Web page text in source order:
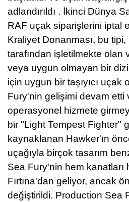
adlandırıldı . İkinci Dünya
RAF uçak siparişlerini iptal
Kraliyet Donanması, bu
tarafından işletilmekte olan
veya uygun olmayan bir
için uygun bir taşıyıcı uçak
Fury'nin gelişimi devam etti
operasyonel hizmete
bir "Light Tempest Fighter"
kaynaklanan Hawker'ın
uçağıyla birçok tasarım
Sea Fury'nin hem kanatları
Fırtına'dan geliyor, ancak
değiştirildi. Production Sea